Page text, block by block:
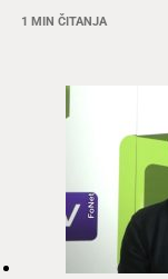
1 MIN ČITANJA